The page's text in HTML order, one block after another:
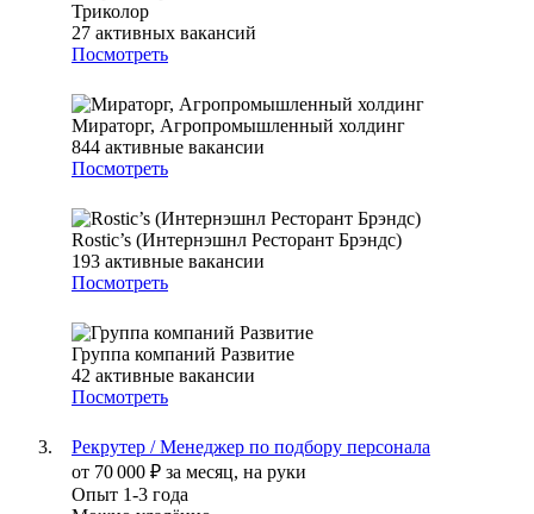
Триколор
27 активных вакансий
Посмотреть
Мираторг, Агропромышленный холдинг
844 активные вакансии
Посмотреть
Rostic’s (Интернэшнл Ресторант Брэндс)
193 активные вакансии
Посмотреть
Группа компаний Развитие
42 активные вакансии
Посмотреть
Рекрутер / Менеджер по подбору персонала
от 70 000 ₽ за месяц, на руки
Опыт 1-3 года